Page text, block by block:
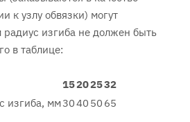
к узлу обвязки) могут
радиус изгиба не должен быть
в таблице:
15202532
изгиба, мм3040 50 65